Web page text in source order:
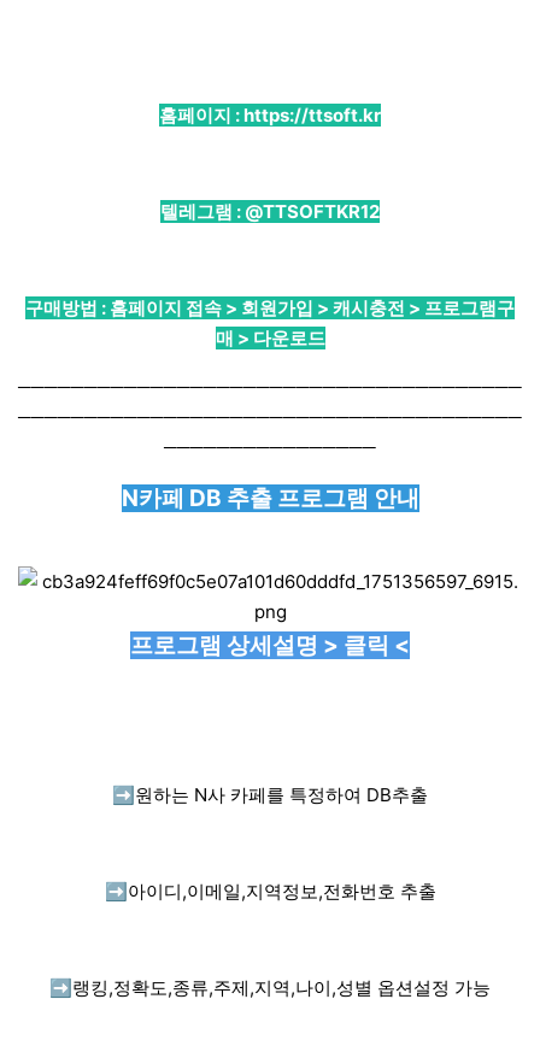
홈페이지 :https://ttsoft.kr
텔레그램 : @TTSOFTKR12
구매방법 : 홈페이지 접속 > 회원가입 > 캐시충전 > 프로그램구
매 > 다운로드
──────────────────────────────────────
──────────────────────────────────────
────────────────
N카페 DB 추출 프로그램 안내
프로그램 상세설명 > 클릭 <
➡️ 원하는 N사 카페를 특정하여 DB추출
➡️ 아이디,이메일,지역정보,전화번호 추출
➡️ 랭킹,정확도,종류,주제,지역,나이,성별 옵션설정 가능